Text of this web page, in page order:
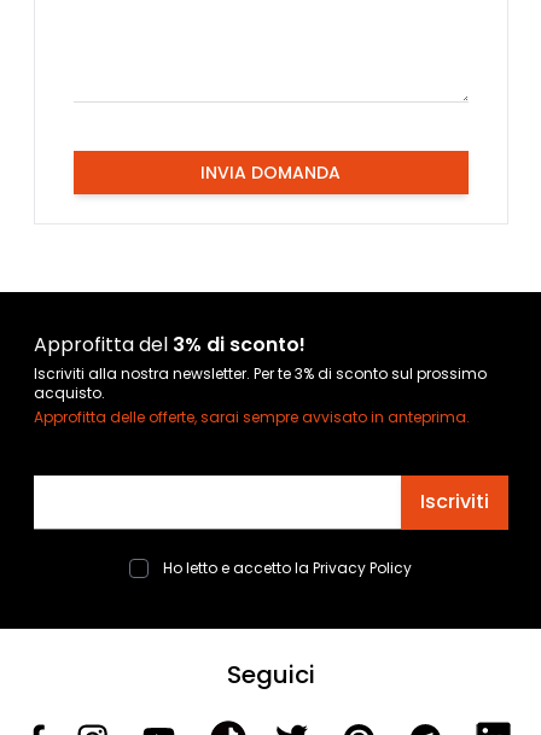
INVIA DOMANDA
Approfitta del 3% di sconto!
Iscriviti alla nostra newsletter. Per te 3% di sconto sul prossimo
acquisto.
Approfitta delle offerte, sarai sempre avvisato in anteprima.
Iscriviti
Ho letto e accetto la Privacy Policy
Seguici